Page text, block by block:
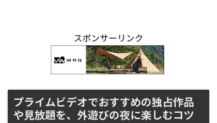
スポンサーリンク
プライムビデオでおすすめの独占作品
や見放題を、外遊びの夜に楽しむコツ